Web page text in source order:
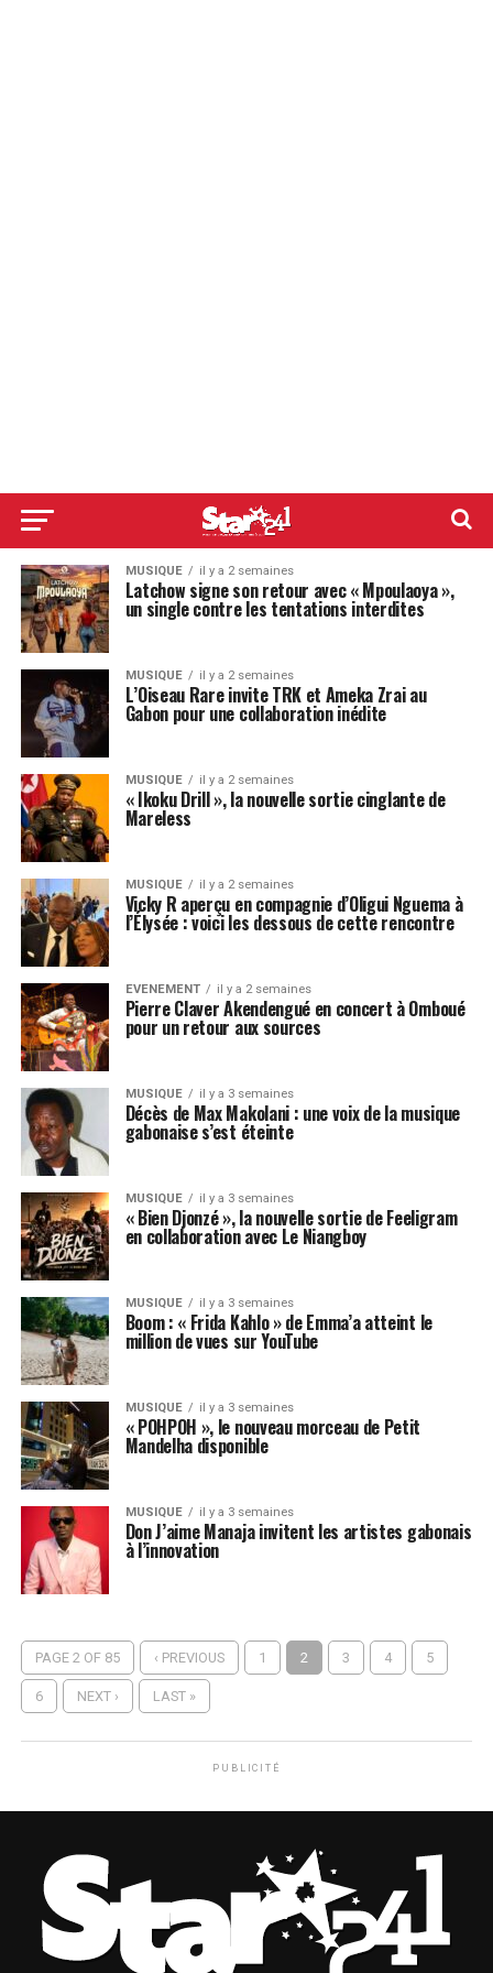
MUSIQUE il y a 2 semaines
Latchow signe son retour avec « Mpoulaoya »,
un single contre les tentations interdites
MUSIQUE il y a 2 semaines
L’Oiseau Rare invite TRK et Ameka Zrai au
Gabon pour une collaboration inédite
MUSIQUE il y a 2 semaines
« Ikoku Drill », la nouvelle sortie cinglante de
Mareless
MUSIQUE il y a 2 semaines
Vicky R aperçu en compagnie d’Oligui Nguema à
l’Élysée : voici les dessous de cette rencontre
EVENEMENT il y a 2 semaines
Pierre Claver Akendengué en concert à Omboué
pour un retour aux sources
MUSIQUE il y a 3 semaines
Décès de Max Makolani : une voix de la musique
gabonaise s’est éteinte
MUSIQUE il y a 3 semaines
« Bien Djonzé », la nouvelle sortie de Feeligram
en collaboration avec Le Niangboy
MUSIQUE il y a 3 semaines
Boom : « Frida Kahlo » de Emma’a atteint le
million de vues sur YouTube
MUSIQUE il y a 3 semaines
« POHPOH », le nouveau morceau de Petit
Mandelha disponible
MUSIQUE il y a 3 semaines
Don J’aime Manaja invitent les artistes gabonais
à l’innovation
PAGE 2 OF 85 ‹ PREVIOUS 1 2 3 4 5
6 NEXT › LAST »
PUBLICITÉ